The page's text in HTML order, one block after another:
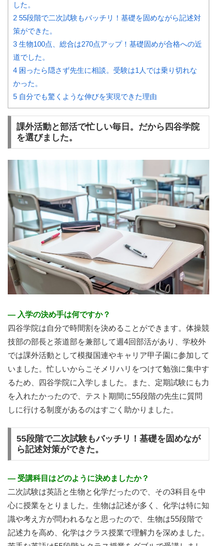
した。
2 55段階で二次試験もバッチリ！基礎を固めながら記述対
策ができた。
3 生物100点、総合は270点アップ！基礎固めが合格への近
道でした。
4 困ったら隠さず先生に相談。受験は1人では乗り切れな
かった。
5 自分でも驚くような伸びを実現できた理由
課外活動と部活で忙しい毎日。だから四谷学院
を選びました。
― 入学の決め手は何ですか？
四谷学院は自分で時間割を決めることができます。体操競
技部の部長と茶道部を兼部して週4回部活があり、学校外
では課外活動として模擬国連やキャリア甲子園に参加して
いました。忙しいからこそメリハリをつけて勉強に集中す
るため、四谷学院に入学しました。また、定期試験にも力
を入れたかったので、テスト期間に55段階の先生に質問
しに行ける制度があるのはすごく助かりました。
55段階で二次試験もバッチリ！基礎を固めなが
ら記述対策ができた。
― 受講科目はどのように決めましたか？
二次試験は英語と生物と化学だったので、その3科目を中
心に授業をとりました。生物は記述が多く、化学は特に知
識や考え方が問われるなと思ったので、生物は55段階で
記述力を高め、化学はクラス授業で理解力を深めました。